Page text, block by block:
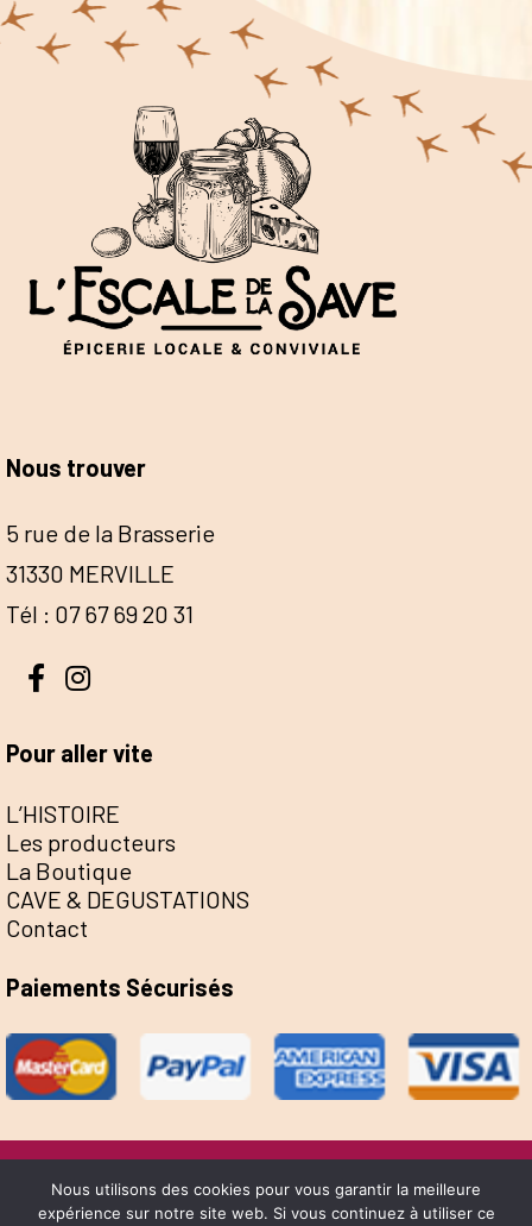
Nous trouver
5 rue de la Brasserie
31330 MERVILLE
Tél : 07 67 69 20 31
Pour aller vite
L’HISTOIRE
Les producteurs
La Boutique
CAVE & DEGUSTATIONS
Contact
Paiements Sécurisés
@Escale de la Save 2022 - Réalisation Sophie
Nous utilisons des cookies pour vous garantir la meilleure
expérience sur notre site web. Si vous continuez à utiliser ce